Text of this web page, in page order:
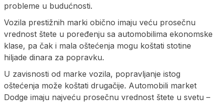
probleme u budućnosti.
Vozila prestižnih marki obično imaju veću prosečnu
vrednost štete u poređenju sa automobilima ekonomske
klase, pa čak i mala oštećenja mogu koštati stotine
hiljade dinara za popravku.
U zavisnosti od marke vozila, popravljanje istog
oštećenja može koštati drugačije. Automobili market
Dodge imaju najveću prosečnu vrednost štete u svetu –